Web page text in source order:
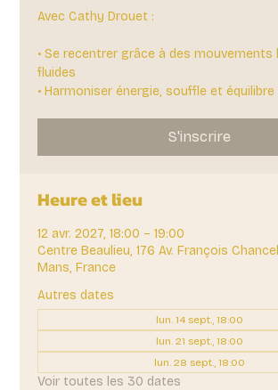
Avec Cathy Drouet :
• Se recentrer grâce à des mouvements
fluides
• Harmoniser énergie, souffle et équilibre
S'inscrire
Heure et lieu
12 avr. 2027, 18:00 – 19:00
Centre Beaulieu, 176 Av. François
Mans, France
Autres dates
lun. 14 sept., 18:00
lun. 21 sept., 18:00
lun. 28 sept., 18:00
Voir toutes les 30 dates